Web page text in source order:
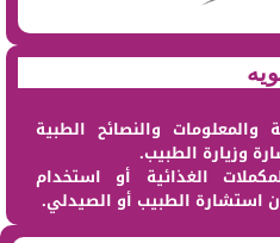
والنصائح الطبية
وزيارة الطبيب.
الغذائية أو استخدام
استشارة الطبيب أو الصيدلي.